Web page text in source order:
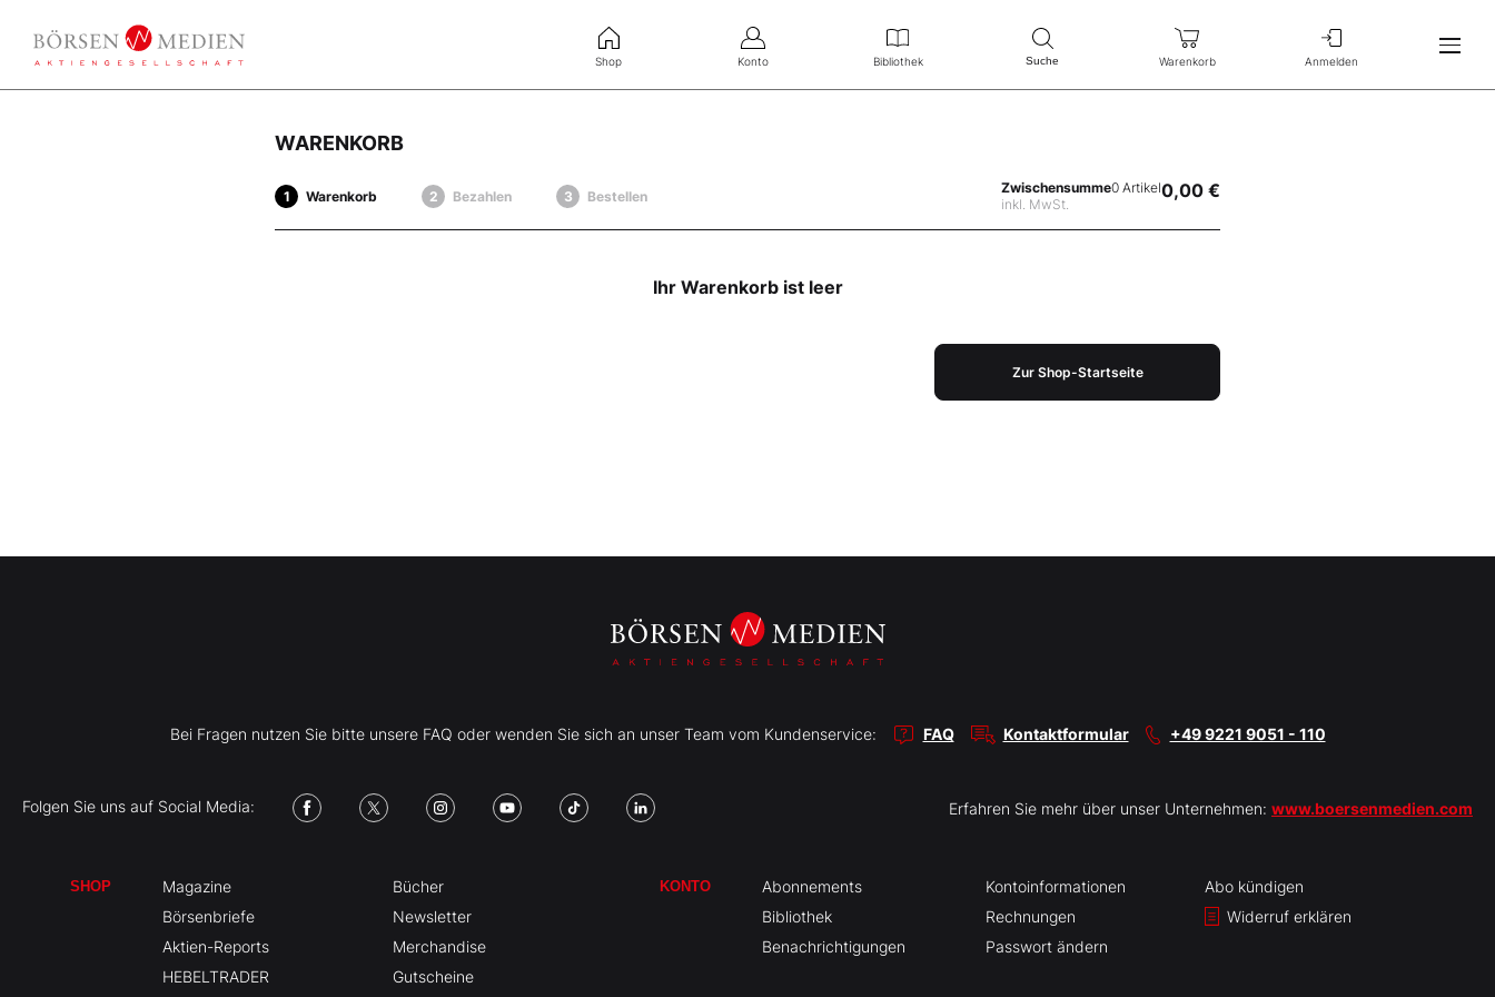
Shop Konto Bibliothek Suche Warenkorb Anmelden
WARENKORB
Warenkorb Bezahlen Bestellen
Zwischensumme
inkl. MwSt.
0 Artikel0,00 €
Ihr Warenkorb ist leer
Zur Shop-Startseite
Bei Fragen nutzen Sie bitte unsere FAQ oder wenden Sie sich an unser Team vom Kundenservice: FAQ Kontaktformular +49 9221 9051 - 110
Folgen Sie uns auf Social Media: Erfahren Sie mehr über unser Unternehmen: www.boersenmedien.com
SHOP
Magazine
Börsenbriefe
Aktien-Reports
HEBELTRADER
Bücher
Newsletter
Merchandise
Gutscheine
KONTO
Abonnements
Bibliothek
Benachrichtigungen
Kontoinformationen
Rechnungen
Passwort ändern
Abo kündigen
Widerruf erklären